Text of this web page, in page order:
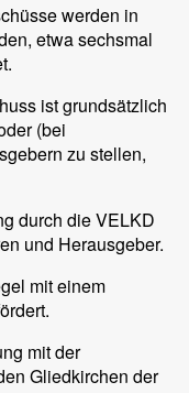
werden in
etwa sechsmal
ist grundsätzlich
(bei
zu stellen,
durch die VELKD
und Herausgeber.
mit einem
mit der
Gliedkirchen der